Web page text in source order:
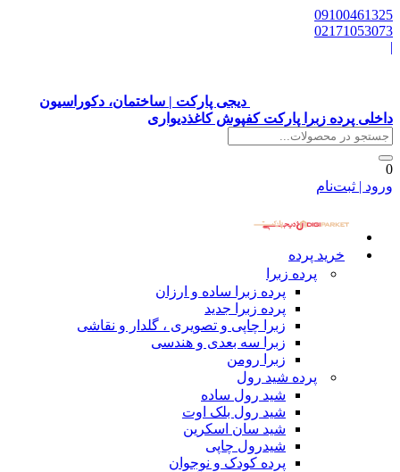
09100461325
02171053073
|
دیجی پارکت | ساختمان، دکوراسیون
داخلی پرده زبرا پارکت کفپوش کاغذدیواری
0
ورود | ثبت‌نام
خرید پرده
پرده زبرا
پرده زبرا ساده و ارزان
پرده زبرا جدید
زبرا چاپی و تصویری ، گلدار و نقاشی
زبرا سه بعدی و هندسی
زبرا رومن
پرده شید رول
شید رول ساده
شید رول بلک اوت
شید سان اسکرین
شیدرول چاپی
پرده کودک و نوجوان